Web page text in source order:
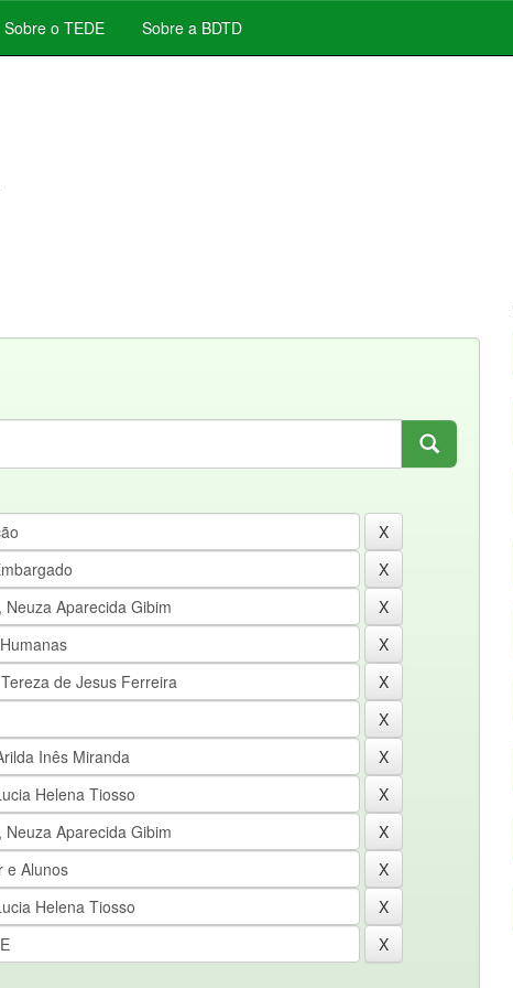
Sobre o TEDE Sobre a BDTD